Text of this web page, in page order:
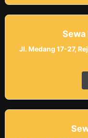
Sewa
Jl. Medang 17-27,